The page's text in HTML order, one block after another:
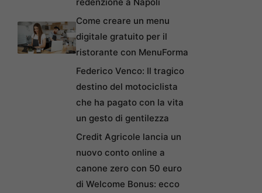
Come creare un menu
digitale gratuito per il
ristorante con MenuForma
Federico Venco: Il tragico
destino del motociclista
che ha pagato con la vita
un gesto di gentilezza
Credit Agricole lancia un
nuovo conto online a
canone zero con 50 euro
di Welcome Bonus: ecco